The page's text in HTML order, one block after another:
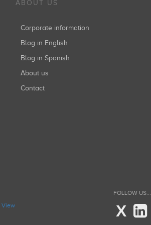
ABOUT US
Corporate information
Blog in English
Blog in Spanish
About us
Contact
View
FOLLOW US...
X